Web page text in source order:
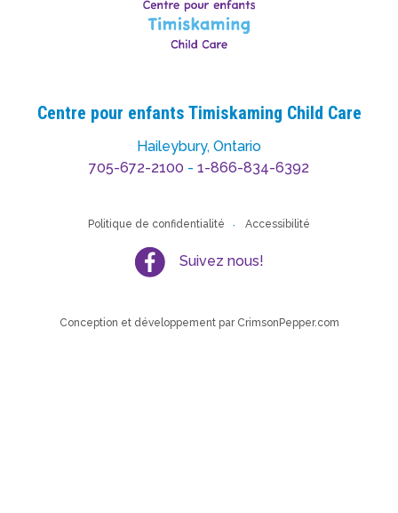
Centre pour enfants Timiskaming Child Care
Haileybury, Ontario
705-672-2100 - 1-866-834-6392
Politique de confidentialité Accessibilité
Suivez nous!
Conception et développement par CrimsonPepper.com